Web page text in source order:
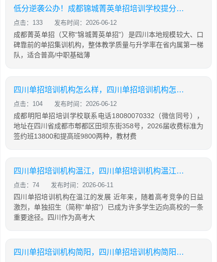
低分逆袭公办！成都锦城菁英单招培训学校提分攻略
点击：133 发布时间：2026-06-12
成都菁英单招（又称“锦城菁英单招”）是四川本地规模较大、口
碑靠前的单招集训机构，整体教学质量与升学率在省内属第一梯
队，适合普高/中职基础薄
四川单招培训机构怎么样，四川单招培训机构怎么样知乎
点击：104 发布时间：2026-06-12
成都明阳单招培训学校联系电话18080070332（微信同号），
地址在四川省成都市郫都区田坝东街358号，2026届收费标准为
签约班13800和提高班9800两种，教材费
四川单招培训机构温江，四川单招培训机构温江有哪些
点击：74 发布时间：2026-06-11
四川单招培训机构在温江的发展 近年来，随着高考竞争的日益
激烈，单独招生（简称“单招”）已成为许多学生迈向高校的一条
重要途径。四川作为高考大
四川单招培训机构简阳，四川单招培训机构简阳地址